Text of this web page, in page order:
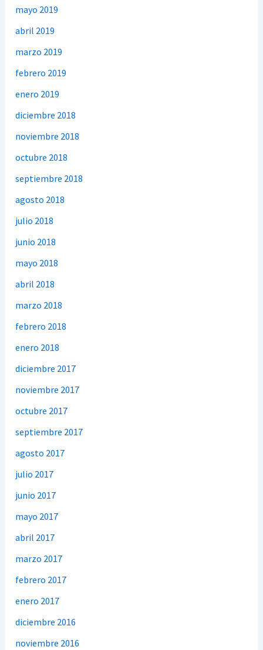
mayo 2019
abril 2019
marzo 2019
febrero 2019
enero 2019
diciembre 2018
noviembre 2018
octubre 2018
septiembre 2018
agosto 2018
julio 2018
junio 2018
mayo 2018
abril 2018
marzo 2018
febrero 2018
enero 2018
diciembre 2017
noviembre 2017
octubre 2017
septiembre 2017
agosto 2017
julio 2017
junio 2017
mayo 2017
abril 2017
marzo 2017
febrero 2017
enero 2017
diciembre 2016
noviembre 2016